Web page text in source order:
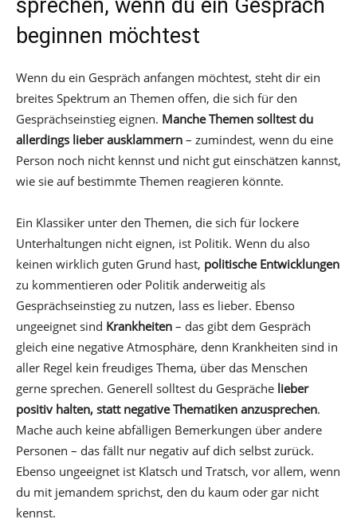
sprechen, wenn du ein Gespräch
beginnen möchtest
Wenn du ein Gespräch anfangen möchtest, steht dir ein
breites Spektrum an Themen offen, die sich für den
Gesprächseinstieg eignen. Manche Themen solltest du
allerdings lieber ausklammern – zumindest, wenn du eine
Person noch nicht kennst und nicht gut einschätzen kannst,
wie sie auf bestimmte Themen reagieren könnte.
Ein Klassiker unter den Themen, die sich für lockere
Unterhaltungen nicht eignen, ist Politik. Wenn du also
keinen wirklich guten Grund hast, politische Entwicklungen
zu kommentieren oder Politik anderweitig als
Gesprächseinstieg zu nutzen, lass es lieber. Ebenso
ungeeignet sind Krankheiten – das gibt dem Gespräch
gleich eine negative Atmosphäre, denn Krankheiten sind in
aller Regel kein freudiges Thema, über das Menschen
gerne sprechen. Generell solltest du Gespräche lieber
positiv halten, statt negative Thematiken anzusprechen.
Mache auch keine abfälligen Bemerkungen über andere
Personen – das fällt nur negativ auf dich selbst zurück.
Ebenso ungeeignet ist Klatsch und Tratsch, vor allem, wenn
du mit jemandem sprichst, den du kaum oder gar nicht
kennst.